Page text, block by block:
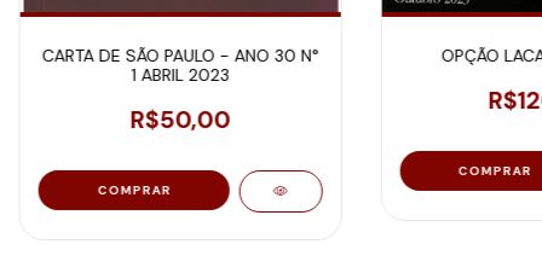
CARTA DE SÃO PAULO - ANO 30 N°
1 ABRIL 2023
R$50,00
OPÇÃO